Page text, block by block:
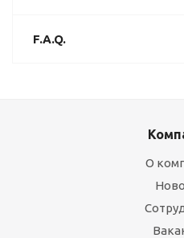
F.A.Q.
О